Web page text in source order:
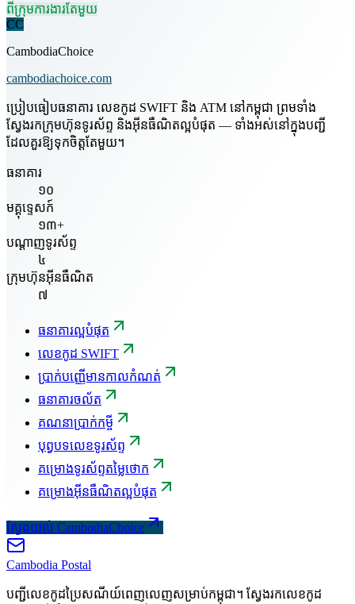
ពីក្រុមការងារតែមួយ
CC
CambodiaChoice
cambodiachoice.com
ប្រៀបធៀបធនាគារ លេខកូដ SWIFT និង ATM នៅកម្ពុជា ព្រមទាំង
ស្វែងរកក្រុមហ៊ុនទូរស័ព្ទ និងអ៊ីនធឺណិតល្អបំផុត — ទាំងអស់នៅក្នុងបញ្ជី
ដែលគួរឱ្យទុកចិត្តតែមួយ។
ធនាគារ
១០
មគ្គុទ្ទេសក៍
១៣+
បណ្តាញទូរស័ព្ទ
៤
ក្រុមហ៊ុនអ៊ីនធឺណិត
៧
ធនាគារល្អបំផុត
លេខកូដ SWIFT
ប្រាក់បញ្ញើមានកាលកំណត់
ធនាគារចល័ត
គណនាប្រាក់កម្ចី
បុព្វបទលេខទូរស័ព្ទ
គម្រោងទូរស័ព្ទតម្លៃថោក
គម្រោងអ៊ីនធឺណិតល្អបំផុត
ស្វែងយល់ CambodiaChoice
Cambodia Postal
បញ្ជីលេខកូដប្រៃសណីយ៍ពេញលេញសម្រាប់កម្ពុជា។ ស្វែងរកលេខកូដ